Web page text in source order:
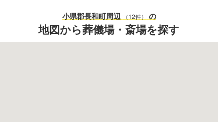
小県郡長和町周辺 （12件） の
地図から葬儀場・斎場を探す